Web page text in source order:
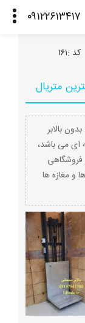
كد :۱۶۱
متریال
بالابر
ای می باشد،
فروشگاهی
و مغازه ها